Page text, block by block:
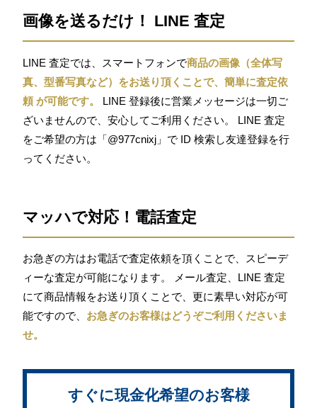
画像を送るだけ！ LINE 査定
LINE 査定では、スマートフォンで商品の画像（全体写
真、型番写真など）をお送り頂くことで、簡単に査定依
頼 が可能です。
LINE 登録後に営業メッセージは一切ご
ざいませんので、安心してご利用ください。 LINE 査定
をご希望の方は「@977cnixj」で ID 検索し友達登録を行
ってください。
マッハで対応！電話査定
お急ぎの方はお電話で査定依頼を頂くことで、スピーデ
ィーな査定が可能になります。 メール査定、LINE 査定
にて商品情報をお送り頂くことで、更に素早い対応が可
能ですので、 お急ぎのお客様はどうぞご利用くださいま
せ。
すぐに現金化希望のお客様